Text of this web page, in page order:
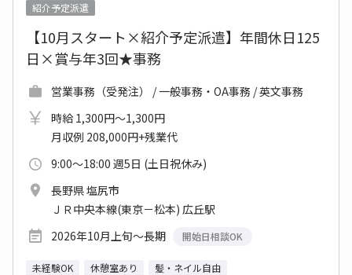
紹介予定派遣
【10月スタート×紹介予定派遣】年間休日125
日×賞与年3回★事務
営業事務（受発注） / 一般事務・OA事務 / 英文事務
時給 1,300円～1,300円
月収例 208,000円+残業代
9:00～18:00 週5日 (土日祝休み)
長野県 塩尻市
ＪＲ中央本線(東京－松本) 広丘駅
2026年10月上旬～長期
開始日相談OK
未経験OK 休憩室あり 髪・ネイル自由